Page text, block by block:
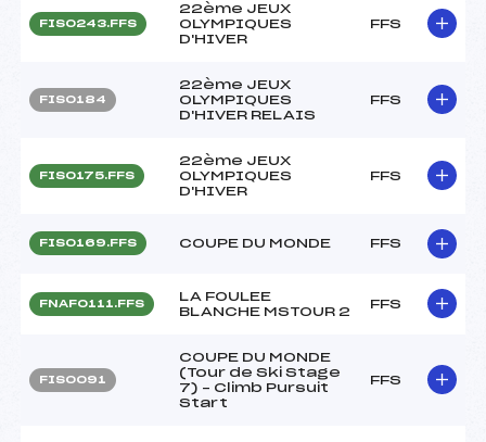
FIS0243.FFS
22ème JEUX
OLYMPIQUES
D'HIVER
FFS
FIS0184
22ème JEUX
OLYMPIQUES
D'HIVER RELAIS
FFS
FIS0175.FFS
22ème JEUX
OLYMPIQUES
D'HIVER
FFS
FIS0169.FFS COUPE DU MONDE FFS
FNAF0111.FFS
LA FOULEE
BLANCHE MSTOUR 2
FFS
FIS0091
COUPE DU MONDE
(Tour de Ski Stage
7) – Climb Pursuit
Start
FFS